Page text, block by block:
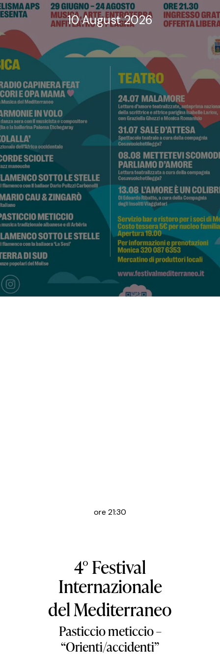
10 August 2026
ore 21:30
4° Festival
Internazionale
del Mediterraneo
Pasticcio meticcio –
“Orienti/accidenti”